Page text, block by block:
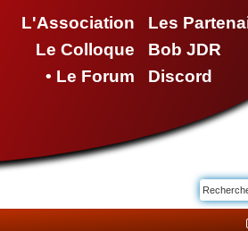
L'Association
Le Colloque
• Le Forum
Les
Bob JDR
Discord